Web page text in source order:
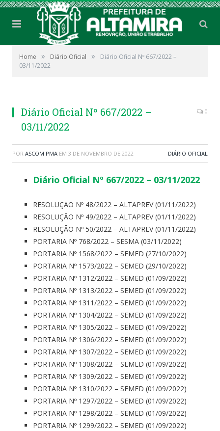
Home » Diário Oficial »
Diário Oficial Nº 667/2022 –
03/11/2022
Diário Oficial Nº 667/2022 –
03/11/2022
0
POR ASCOM PMA EM 3 DE NOVEMBRO DE 2022 DIÁRIO OFICIAL
Diário Oficial Nº 667/2022 – 03/11/2022
RESOLUÇÃO Nº 48/2022 – ALTAPREV (01/11/2022)
RESOLUÇÃO Nº 49/2022 – ALTAPREV (01/11/2022)
RESOLUÇÃO Nº 50/2022 – ALTAPREV (01/11/2022)
PORTARIA Nº 768/2022 – SESMA (03/11/2022)
PORTARIA Nº 1568/2022 – SEMED (27/10/2022)
PORTARIA Nº 1573/2022 – SEMED (29/10/2022)
PORTARIA Nº 1312/2022 – SEMED (01/09/2022)
PORTARIA Nº 1313/2022 – SEMED (01/09/2022)
PORTARIA Nº 1311/2022 – SEMED (01/09/2022)
PORTARIA Nº 1304/2022 – SEMED (01/09/2022)
PORTARIA Nº 1305/2022 – SEMED (01/09/2022)
PORTARIA Nº 1306/2022 – SEMED (01/09/2022)
PORTARIA Nº 1307/2022 – SEMED (01/09/2022)
PORTARIA Nº 1308/2022 – SEMED (01/09/2022)
PORTARIA Nº 1309/2022 – SEMED (01/09/2022)
PORTARIA Nº 1310/2022 – SEMED (01/09/2022)
PORTARIA Nº 1297/2022 – SEMED (01/09/2022)
PORTARIA Nº 1298/2022 – SEMED (01/09/2022)
PORTARIA Nº 1299/2022 – SEMED (01/09/2022)